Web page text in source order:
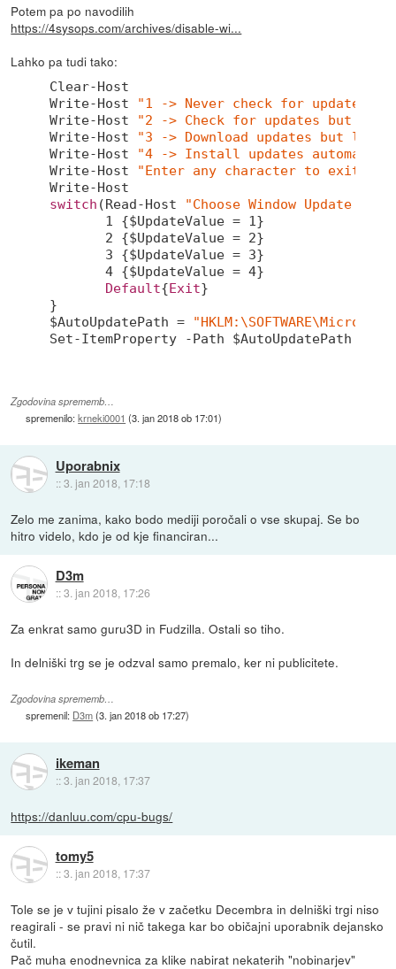
Potem pa po navodilih
https://4sysops.com/archives/disable-wi...
Lahko pa tudi tako:
Clear-Host
Write-Host
"1 -> Never check for updates
Write-Host
"2 -> Check for updates but let
Write-Host
"3 -> Download updates but let
Write-Host
"4 -> Install updates
Write-Host
"Enter any character to exit"
switch (Read-Host
"Choose Window Update
1 {$UpdateValue = 1}
2 {$UpdateValue = 2}
3 {$UpdateValue = 3}
4 {$UpdateValue = 4}
Default{Exit}
}
$AutoUpdatePath =
Set-ItemProperty -Path $AutoUpdatePath -
Zgodovina sprememb…
spremenilo:krneki0001 (3. jan 2018 ob 17:01)
Uporabnix
::3. jan 2018, 17:18
Zelo me zanima, kako bodo mediji poročali o vse skupaj. Se bo
hitro videlo, kdo je od kje financiran...
D3m
::3. jan 2018, 17:26
Za enkrat samo guru3D in Fudzilla. Ostali so tiho.
In delniški trg se je odzval samo premalo, ker ni publicitete.
Zgodovina sprememb…
spremenil: D3m(3. jan 2018 ob 17:27)
ikeman
::3. jan 2018, 17:37
https://danluu.com/cpu-bugs/
tomy5
::3. jan 2018, 17:37
Tole se je v tujini pisalo že v začetku Decembra in delniški trgi niso
reagirali - se pravi ni nič takega kar bo običajni uporabnik dejansko
čutil.
Pač muha enodnevnica za klike nabirat nekaterih "nobinarjev"